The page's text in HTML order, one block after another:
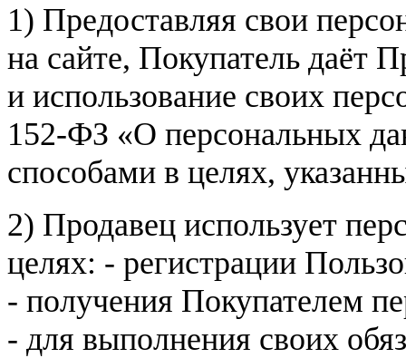
1) Предоставляя свои
на сайте, Покупатель даёт
и использование своих
152-ФЗ «О персональных
способами в целях,
2) Продавец использует
целях: - регистрации
- получения Покупателем
- для выполнения своих